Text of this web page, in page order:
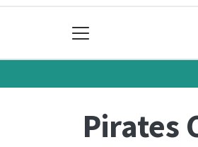
Pirates